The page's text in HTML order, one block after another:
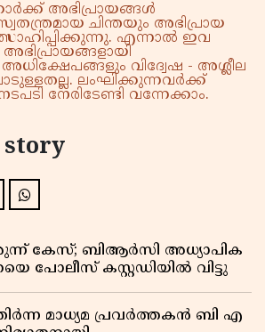
അഭിപ്രായങ്ങൾ
ചിന്തയും അഭിപ്രായ
എന്നാൽ ഇവ
വിദ്വേഷ - അശ്ലീല
ലംഘിക്കുന്നവർക്ക്
നേരിടേണ്ടി വന്നേക്കാം.
story
കേസ്; ബിആർസി അധ്യാപിക
പോലീസ് കസ്റ്റഡിയിൽ വിട്ടു
മാധ്യമ പ്രവർത്തകൻ ബി എ